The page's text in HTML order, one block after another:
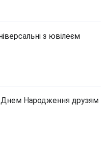
з ювілеєм
Днем Народження друзям